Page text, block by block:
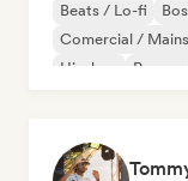
Beats / Lo-fi
Comercial /
Hip-hop
Pop